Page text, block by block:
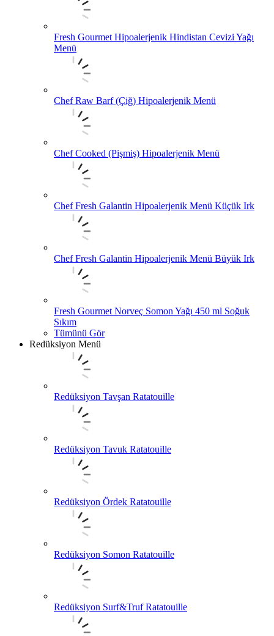
Fresh Gourmet Hipoalerjenik Hindistan Cevizi Yağı
Menü
Chef Raw Barf (Çiğ) Hipoalerjenik Menü
Chef Cooked (Pişmiş) Hipoalerjenik Menü
Chef Fresh Galantin Hipoalerjenik Menü Küçük Irk
Chef Fresh Galantin Hipoalerjenik Menü Büyük Irk
Fresh Gourmet Norveç Somon Yağı 450 ml Soğuk
Sıkım
Tümünü Gör
Redüksiyon Menü
Redüksiyon Tavşan Ratatouille
Redüksiyon Tavuk Ratatouille
Redüksiyon Ördek Ratatouille
Redüksiyon Somon Ratatouille
Redüksiyon Surf&Truf Ratatouille